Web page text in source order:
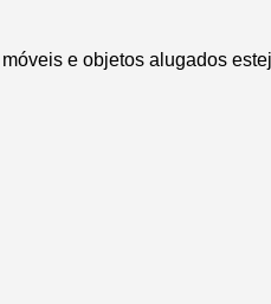
e objetos alugados